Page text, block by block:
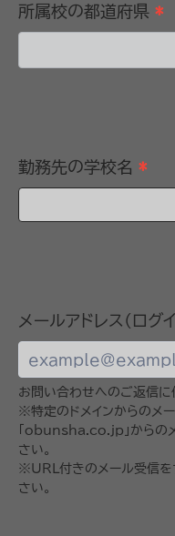
所属校の都道府県 *
勤務先の学校名 *
メールアドレス(ログ
お問い合わせへのご返信に
※特定のドメインからのメー
「obunsha.co.jp」からの
さい。
※URL付きのメール受信を
さい。